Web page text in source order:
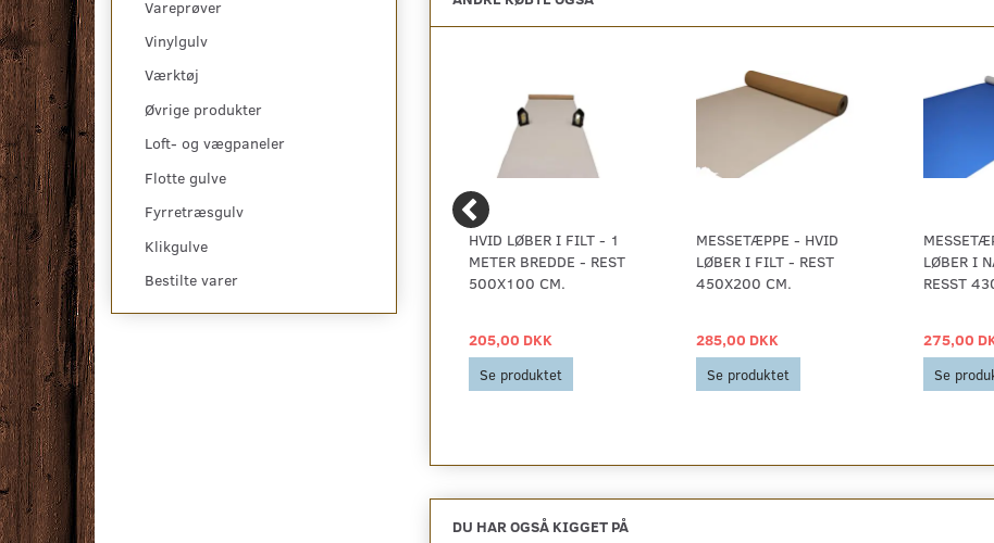
Vareprøver
Vinylgulv
Værktøj
Øvrige produkter
Loft- og vægpaneler
Flotte gulve
Fyrretræsgulv
Klikgulve
Bestilte varer
ADVANCED, EG NATUR
3125, PLANK -
KAMPAGNE
89,00 DKKpr
189,58 DKK pr
189,58 DKK
Se produktet
HVID LØBER I FILT - 1
METER BREDDE - REST
500X100 CM.
205,00 DKK
Se produktet
MESSETÆPPE - HVID
LØBER I FILT - REST
450X200 CM.
285,00 DKK
Se produktet
LØBER I
RESST
275,00
Se
DU HAR OGSÅ KIGGET PÅ